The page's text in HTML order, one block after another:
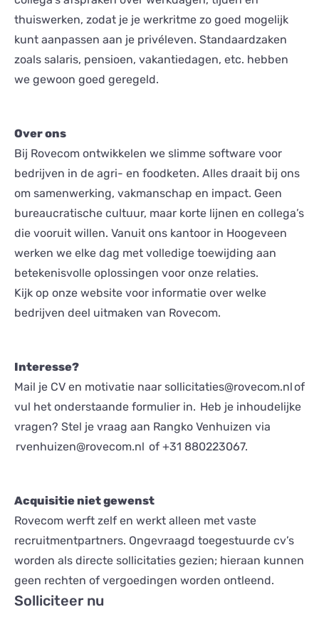
thuiswerken, zodat je je werkritme zo goed mogelijk
kunt aanpassen aan je privéleven. Standaardzaken
zoals salaris, pensioen, vakantiedagen, etc. hebben
we gewoon goed geregeld.
Over ons
Bij Rovecom ontwikkelen we slimme software voor
bedrijven in de agri- en foodketen. Alles draait bij ons
om samenwerking, vakmanschap en impact. Geen
bureaucratische cultuur, maar korte lijnen en collega’s
die vooruit willen. Vanuit ons kantoor in Hoogeveen
werken we elke dag met volledige toewijding aan
betekenisvolle oplossingen voor onze relaties.
Kijk op onze website voor informatie over welke
bedrijven deel uitmaken van Rovecom.
Interesse?
Mail je CV en motivatie naar sollicitaties@rovecom.nlof
vul het onderstaande formulier in. Heb je inhoudelijke
vragen? Stel je vraag aan Rangko Venhuizen via
rvenhuizen@rovecom.nl of +31 880223067.
Acquisitie niet gewenst
Rovecom werft zelf en werkt alleen met vaste
recruitmentpartners. Ongevraagd toegestuurde cv’s
worden als directe sollicitaties gezien; hieraan kunnen
geen rechten of vergoedingen worden ontleend.
Solliciteer nu